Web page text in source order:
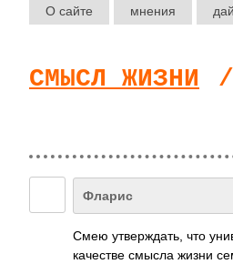
О сайте мнения
СМЫСЛ ЖИЗНИ /
Фларис
Смею утве­­ржд­а­ть, что
каче­­стве смысла жизни